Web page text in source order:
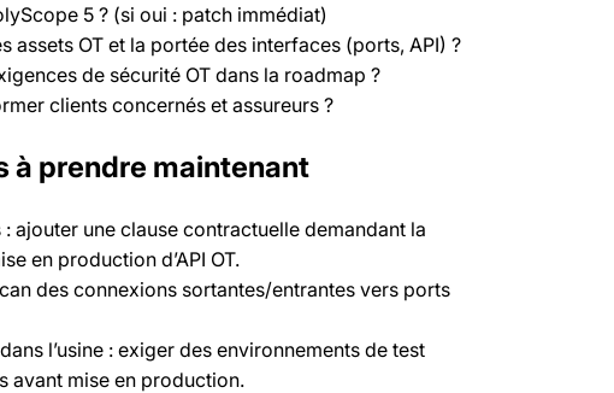
5 ? (si oui : patch immédiat)
assets OT et la portée des interfaces (ports, API) ?
de sécurité OT dans la roadmap ?
clients concernés et assureurs ?
à prendre maintenant
ajouter une clause contractuelle demandant la
en production d’API OT.
des connexions sortantes/entrantes vers ports
l’usine : exiger des environnements de test
avant mise en production.